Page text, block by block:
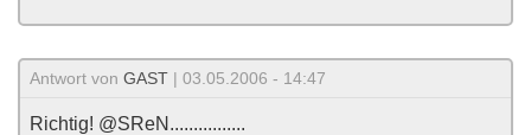
Antwort von GAST | 03.05.2006 - 14:47
Richtig! @SReN................